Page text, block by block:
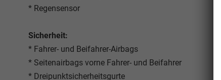
* Regensensor
Sicherheit:
* Fahrer- und Beifahrer-Airbags
* Seitenairbags vorne Fahrer- und Beifahrer
* Dreipunktsicherheitsgurte